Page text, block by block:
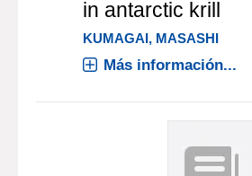
in antarctic krill
KUMAGAI, MASASHI
Más información...